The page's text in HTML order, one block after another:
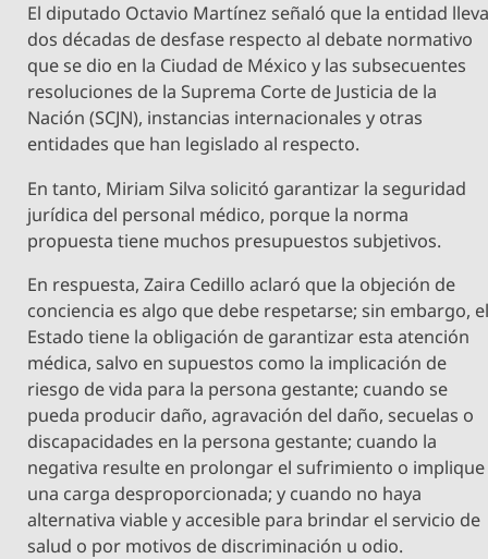
El diputado Octavio Martínez señaló que la entidad
dos décadas de desfase respecto al debate normativo
que se dio en la Ciudad de México y las subsecuentes
resoluciones de la Suprema Corte de Justicia de la
Nación (SCJN), instancias internacionales y otras
entidades que han legislado al respecto.
En tanto, Miriam Silva solicitó garantizar la seguridad
jurídica del personal médico, porque la norma
propuesta tiene muchos presupuestos subjetivos.
En respuesta, Zaira Cedillo aclaró que la objeción de
conciencia es algo que debe respetarse; sin embargo,
Estado tiene la obligación de garantizar esta atención
médica, salvo en supuestos como la implicación de
riesgo de vida para la persona gestante; cuando se
pueda producir daño, agravación del daño, secuelas o
discapacidades en la persona gestante; cuando la
negativa resulte en prolongar el sufrimiento o implique
una carga desproporcionada; y cuando no haya
alternativa viable y accesible para brindar el servicio de
salud o por motivos de discriminación u odio.